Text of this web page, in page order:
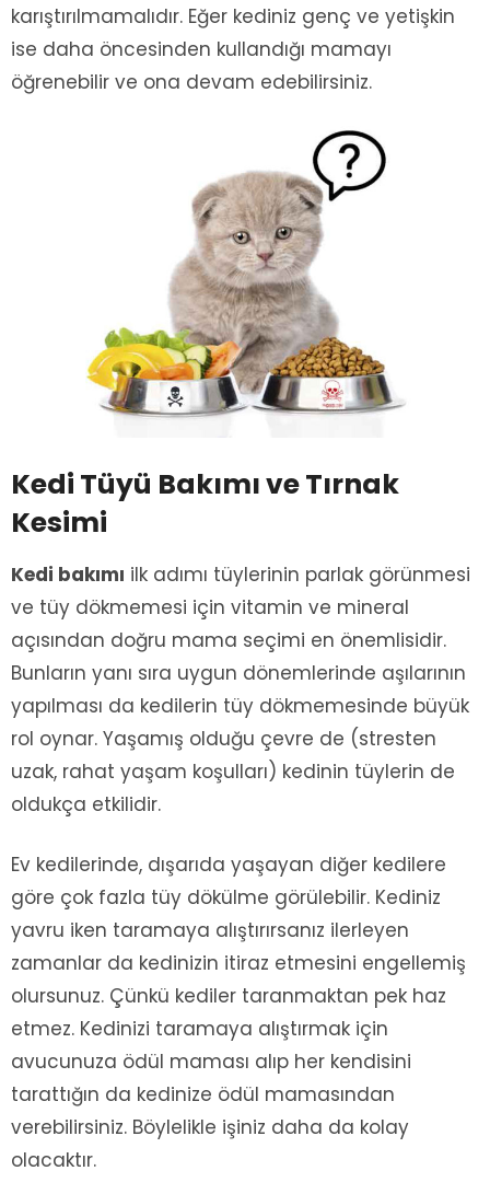
karıştırılmamalıdır. Eğer kediniz genç ve yetişkin
ise daha öncesinden kullandığı mamayı
öğrenebilir ve ona devam edebilirsiniz.
Kedi Tüyü Bakımı ve Tırnak
Kesimi
Kedi bakımı ilk adımı tüylerinin parlak görünmesi
ve tüy dökmemesi için vitamin ve mineral
açısından doğru mama seçimi en önemlisidir.
Bunların yanı sıra uygun dönemlerinde aşılarının
yapılması da kedilerin tüy dökmemesinde büyük
rol oynar. Yaşamış olduğu çevre de (stresten
uzak, rahat yaşam koşulları) kedinin tüylerin de
oldukça etkilidir.
Ev kedilerinde, dışarıda yaşayan diğer kedilere
göre çok fazla tüy dökülme görülebilir. Kediniz
yavru iken taramaya alıştırırsanız ilerleyen
zamanlar da kedinizin itiraz etmesini engellemiş
olursunuz. Çünkü kediler taranmaktan pek haz
etmez. Kedinizi taramaya alıştırmak için
avucunuza ödül maması alıp her kendisini
tarattığın da kedinize ödül mamasından
verebilirsiniz. Böylelikle işiniz daha da kolay
olacaktır.